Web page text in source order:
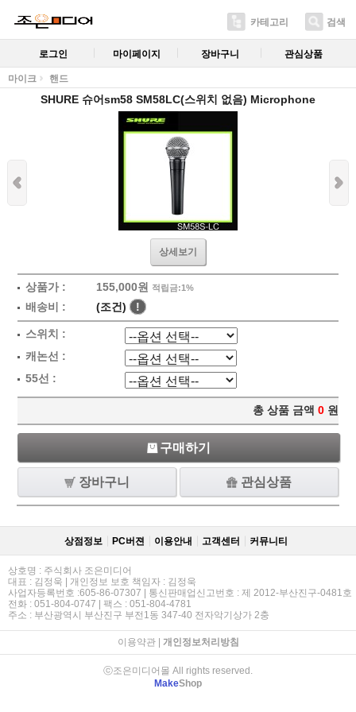
카테고리 검색
로그인 마이페이지 장바구니 관심상품
마이크 핸드
SHURE 슈어sm58 SM58LC(스위치 없음) Microphone
상세보기
상품가 : 155,000원 적립금:1%
배송비 : (조건) !
스위치 :
캐논선 :
55선 :
총 상품 금액 0 원
구매하기
장바구니 관심상품
상점정보 PC버젼 이용안내 고객센터 커뮤니티
상호명 : 주식회사 조은미디어
대표 : 김정욱 | 개인정보 보호 책임자 : 김정욱
사업자등록번호 :605-86-07307 | 통신판매업신고번호 : 제 2012-부산진구-0481호
전화 : 051-804-0747 | 팩스 : 051-804-4781
주소 : 부산광역시 부산진구 부전1동 347-40 전자악기상가 2충
이용약관| 개인정보처리방침
ⓒ조은미디어몰 All rights reserved.
MakeShop